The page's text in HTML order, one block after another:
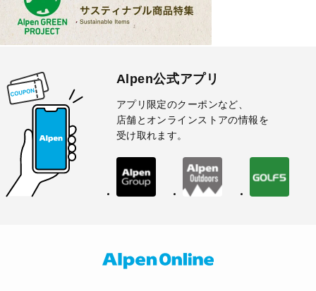
Alpen公式アプリ
アプリ限定のクーポンなど、
店舗とオンラインストアの情報を
受け取れます。